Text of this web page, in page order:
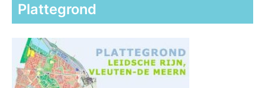
Plattegrond